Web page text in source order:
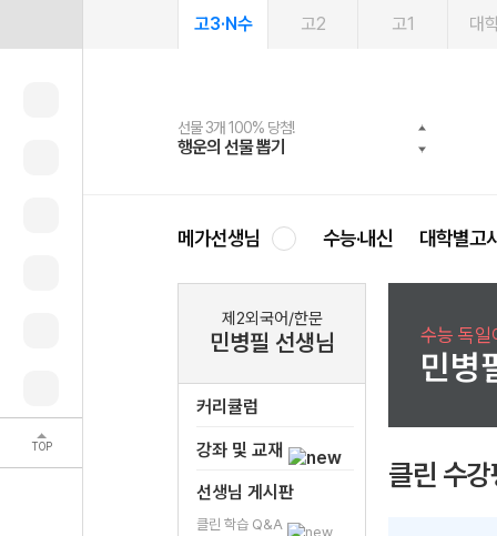
TOP
고3·N수 고2 고1 대
선물 3개 100% 당첨!
행운의 선물 뽑기
선물 100% 증정!
메가스터디 X 올리브
여름방학 스터디 캐시백
메가런 썸머스쿨
2027 러셀 단과
강사 공개선발
스마트러닝앱
설문 EVENT
메가패스
3일 무료 체험권
메가패스 수강생 무료혜택!
메가클럽 멤버십
사회공헌 캠페인
희망이룸 메가나눔
메가선생님 수능·내신 대학별고
제2외국어/한문
민병필 선생님
커리큘럼
강좌 및 교재
선생님 게시판
클린 학습 Q&A
수능 독일
민병
클린 수강